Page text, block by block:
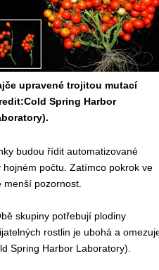
upravené trojitou mutací
Spring Harbor
budou řídit automatizované
počtu. Zatímco pokrok ve
pozornost.
skupiny potřebují plodiny
rostlin je ubohá a
Spring Harbor Laboratory).